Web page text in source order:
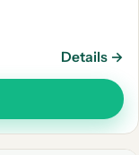
Details →